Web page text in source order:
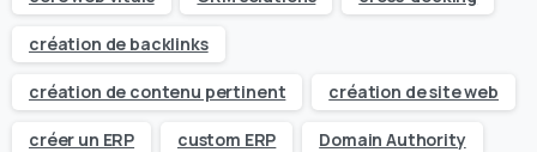
création de backlinks
création de contenu pertinent création de site web
créer un ERP custom ERP Domain Authority